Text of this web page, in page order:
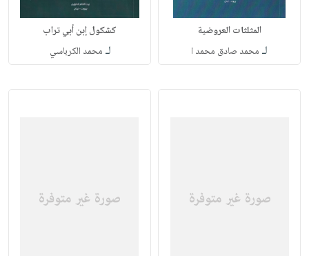
المثلثات العروضية
لـ محمد صادق محمد ا
كشكول إبن أبي تراب
لـ محمد الكرباسي ‏